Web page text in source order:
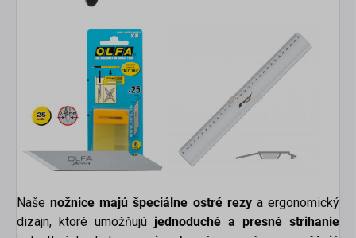
Našenožnice majú špeciálne ostré rezya ergonomický
dizajn, ktoré umožňujú jednoduché a presné strihanie